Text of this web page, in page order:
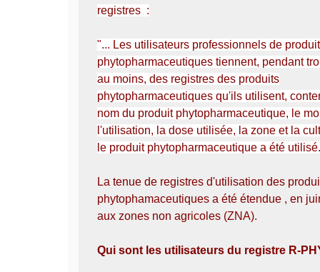
registres :
"... Les utilisateurs professionnels de
phytopharmaceutiques tiennent, pendant
au moins, des registres des produits
phytopharmaceutiques qu'ils utilisent,
nom du produit phytopharmaceutique, le
l'utilisation, la dose utilisée, la zone et la
le produit phytopharmaceutique a été
La tenue de registres d'utilisation des
phytophamaceutiques a été étendue , en
aux zones non agricoles (ZNA).
Qui sont les utilisateurs du registre R-